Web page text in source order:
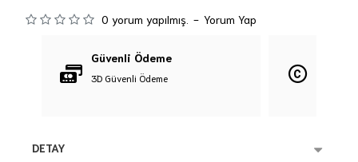
0 yorum yapılmış. - Yorum Yap
Güvenli Ödeme
3D Güvenli Ödeme
DETAY